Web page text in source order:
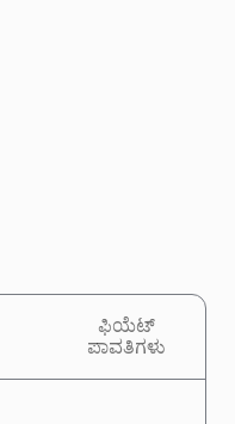
ಫಿಯೆಟ್
ಪಾವತಿಗಳು